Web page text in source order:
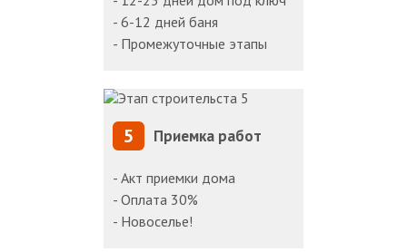
- 6-12 дней баня
- Промежуточные этапы
5 Приемка работ
- Акт приемки дома
- Оплата 30%
- Новоселье!